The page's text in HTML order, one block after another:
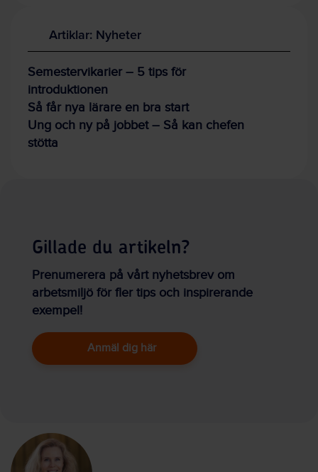
Artiklar: Nyheter
Semestervikarier – 5 tips för
introduktionen
Så får nya lärare en bra start
Ung och ny på jobbet – Så kan chefen
stötta
Gillade du artikeln?
Prenumerera på vårt nyhetsbrev om
arbetsmiljö för fler tips och inspirerande
exempel!
Anmäl dig här